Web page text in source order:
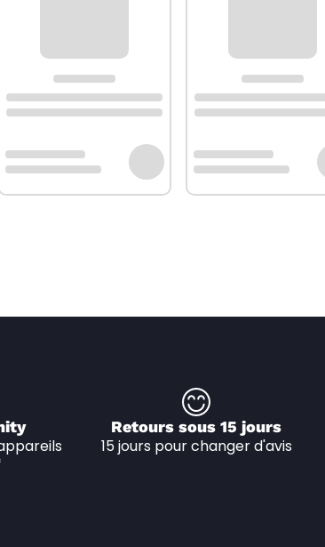
Retours sous 15 jours
15 jours pour changer d'avis